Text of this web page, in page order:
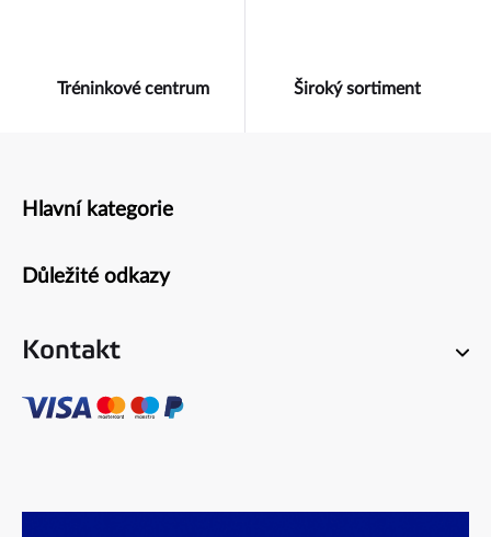
Tréninkové centrum Široký sortiment
Zápatí
Hlavní kategorie
Důležité odkazy
Kontakt